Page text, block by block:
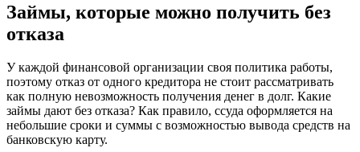
Займы, которые можно получить без
отказа
У каждой финансовой организации своя политика работы,
поэтому отказ от одного кредитора не стоит рассматривать
как полную невозможность получения денег в долг. Какие
займы дают без отказа? Как правило, ссуда оформляется на
небольшие сроки и суммы с возможностью вывода средств на
банковскую карту.